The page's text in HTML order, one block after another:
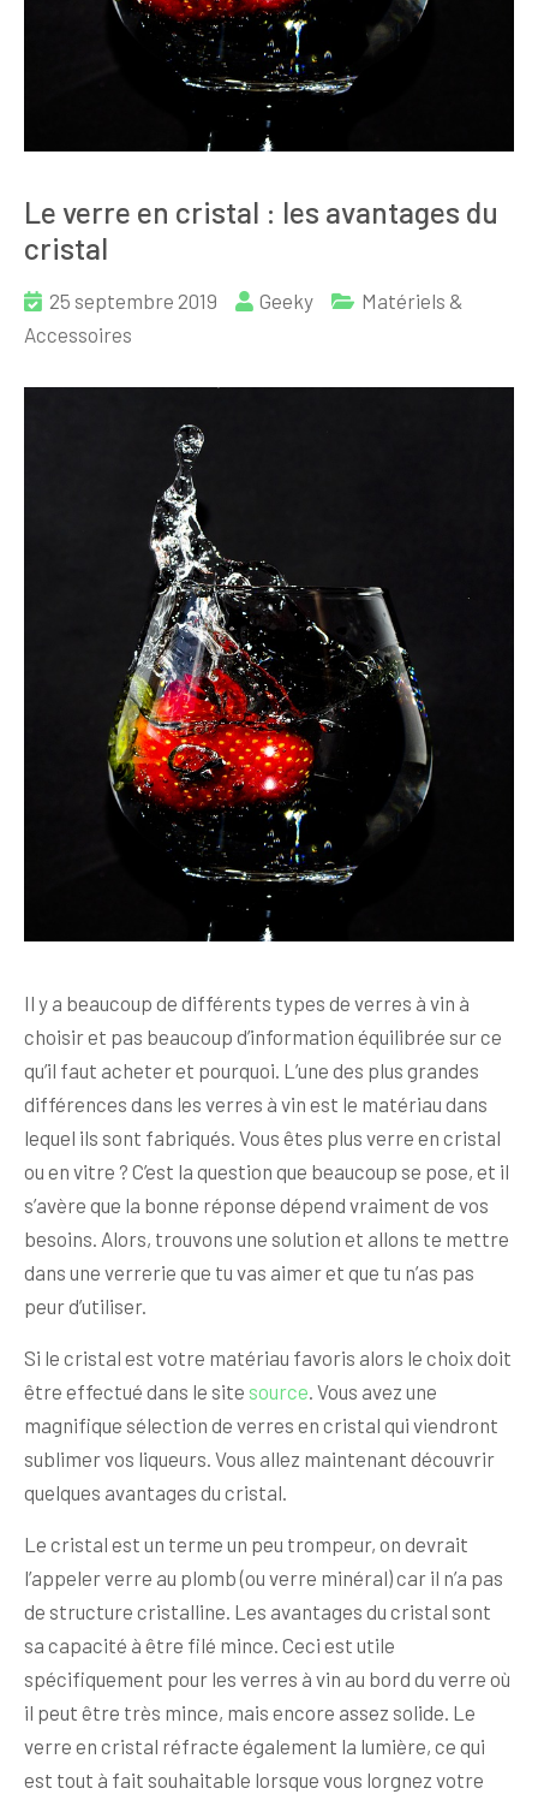
Le verre en cristal : les avantages du
cristal
25 septembre 2019 Geeky
Matériels &
Accessoires
Il y a beaucoup de différents types de verres à vin à
choisir et pas beaucoup d’information équilibrée sur ce
qu’il faut acheter et pourquoi. L’une des plus grandes
différences dans les verres à vin est le matériau dans
lequel ils sont fabriqués. Vous êtes plus verre en cristal
ou en vitre ? C’est la question que beaucoup se pose, et il
s’avère que la bonne réponse dépend vraiment de vos
besoins. Alors, trouvons une solution et allons te mettre
dans une verrerie que tu vas aimer et que tu n’as pas
peur d’utiliser.
Si le cristal est votre matériau favoris alors le choix doit
être effectué dans le site source. Vous avez une
magnifique sélection de verres en cristal qui viendront
sublimer vos liqueurs. Vous allez maintenant découvrir
quelques avantages du cristal.
Le cristal est un terme un peu trompeur, on devrait
l’appeler verre au plomb (ou verre minéral) car il n’a pas
de structure cristalline. Les avantages du cristal sont
sa capacité à être filé mince. Ceci est utile
spécifiquement pour les verres à vin au bord du verre où
il peut être très mince, mais encore assez solide. Le
verre en cristal réfracte également la lumière, ce qui
est tout à fait souhaitable lorsque vous lorgnez votre